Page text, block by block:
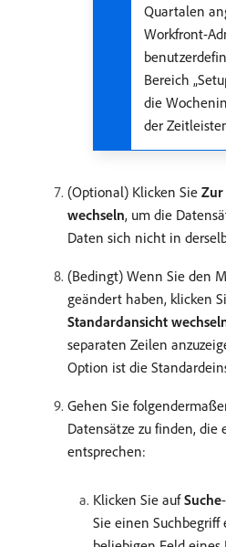
Quartalen
Workfront-
Bereich
die
der
(Optional) Klicken Sie Zur
wechseln, um die
Daten sich nicht in
(Bedingt) Wenn Sie den
geändert haben, klicken
Standardansicht
separaten Zeilen
Option ist die
Gehen Sie
Datensätze zu finden, die
entsprechen:
Klicken Sie aufSuche
Sie einen